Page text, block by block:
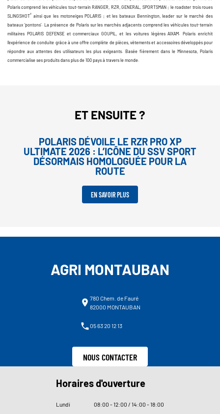
Polaris comprend les véhicules tout-terrain RANGER, RZR, GENERAL, SPORTSMAN ; le roadster trois roues
SLINGSHOT® ainsi que les motoneiges POLARIS ; et les bateaux Bennington, leader sur le marché des
bateaux ‘pontons’. La présence de Polaris sur les marchés adjacents comprend les véhicules tout-terrain
militaires POLARIS DEFENSE et commerciaux GOUPIL, et les voitures légères AIXAM. Polaris enrichit
l’expérience de conduite grâce à une offre complète de pièces, vêtements et accessoires développés pour
répondre aux attentes des utilisateurs les plus exigeants. Basée fièrement dans le Minnesota, Polaris
commercialise ses produits dans plus de 100 pays à travers le monde.
ET ENSUITE ?
POLARIS DÉVOILE LE RZR PRO XP
ULTIMATE 2026 : L’ICÔNE DU SSV SPORT
DÉSORMAIS HOMOLOGUÉE POUR LA
ROUTE
EN SAVOIR PLUS
AGRI MONTAUBAN
780 Chem. de Fauré
82000 MONTAUBAN
05 63 20 12 13
NOUS CONTACTER
Horaires d'ouverture
Lundi 08:00 - 12:00 / 14:00 - 18:00